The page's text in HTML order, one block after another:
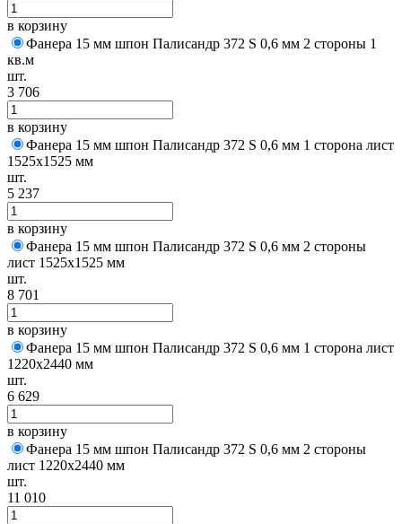
в корзину
Фанера 15 мм шпон Палисандр 372 S 0,6 мм 2 стороны 1
кв.м
шт.
3 706
в корзину
Фанера 15 мм шпон Палисандр 372 S 0,6 мм 1 сторона лист
1525х1525 мм
шт.
5 237
в корзину
Фанера 15 мм шпон Палисандр 372 S 0,6 мм 2 стороны
лист 1525х1525 мм
шт.
8 701
в корзину
Фанера 15 мм шпон Палисандр 372 S 0,6 мм 1 сторона лист
1220х2440 мм
шт.
6 629
в корзину
Фанера 15 мм шпон Палисандр 372 S 0,6 мм 2 стороны
лист 1220х2440 мм
шт.
11 010